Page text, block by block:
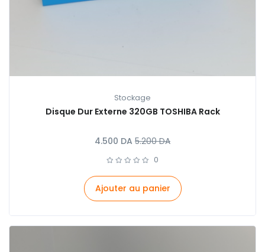
Stockage
Disque Dur Externe 320GB TOSHIBA Rack
4.500 DA 5.200DA
0
Ajouter au panier